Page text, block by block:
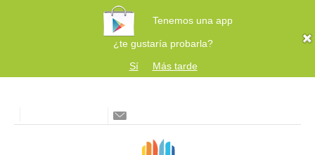
Tenemos una app
¿te gustaría probarla?
Sí
Más tarde